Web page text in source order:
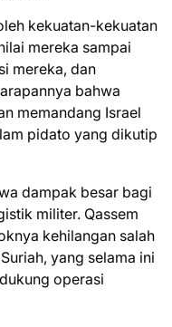
kekuatan-kekuatan
mereka sampai
mereka, dan
bahwa
memandang Israel
pidato yang dikutip
dampak besar bagi
militer. Qassem
kehilangan salah
yang selama ini
operasi